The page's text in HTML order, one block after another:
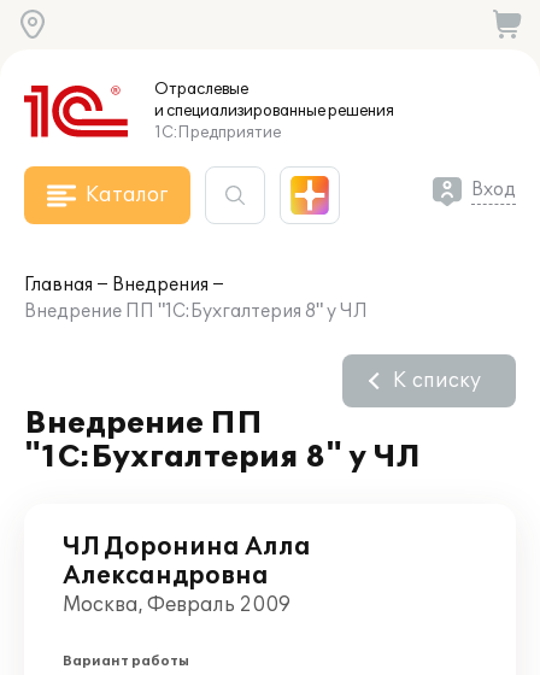
Отраслевые
и специализированныерешения
1С:Предприятие
Каталог Вход
Главная
Внедрения
Внедрение ПП "1С:Бухгалтерия 8" у ЧЛ
Внедрение ПП
"1С:Бухгалтерия 8" у ЧЛ
К списку
ЧЛ Доронина Алла
Александровна
Москва, Февраль 2009
Вариант работы